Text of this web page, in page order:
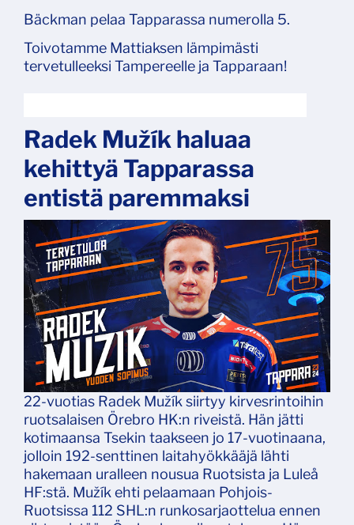
Bäckman pelaa Tapparassa numerolla 5.
Toivotamme Mattiaksen lämpimästi
tervetulleeksi Tampereelle ja Tapparaan!
Radek Mužík haluaa
kehittyä Tapparassa
entistä paremmaksi
22-vuotias Radek Mužík siirtyy kirvesrintoihin
ruotsalaisen Örebro HK:n riveistä. Hän jätti
kotimaansa Tsekin taakseen jo 17-vuotinaana,
jolloin 192-senttinen laitahyökkääjä lähti
hakemaan uralleen nousua Ruotsista ja Luleå
HF:stä. Mužík ehti pelaamaan Pohjois-
Ruotsissa 112 SHL:n runkosarjaottelua ennen